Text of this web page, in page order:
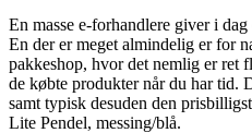
En masse e-forhandlere giver i
En der er meget almindelig er for
pakkeshop, hvor det nemlig er ret
de købte produkter når du har tid.
samt typisk desuden den
Lite Pendel, messing/blå.